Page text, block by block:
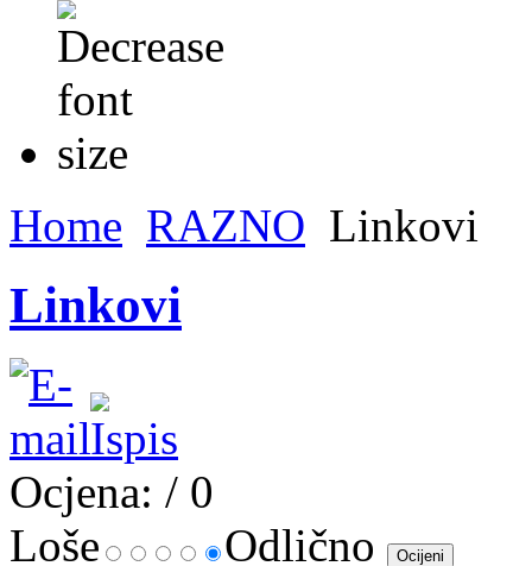
Home RAZNO Linkovi
Linkovi
Ocjena: / 0
Loše
Odlično